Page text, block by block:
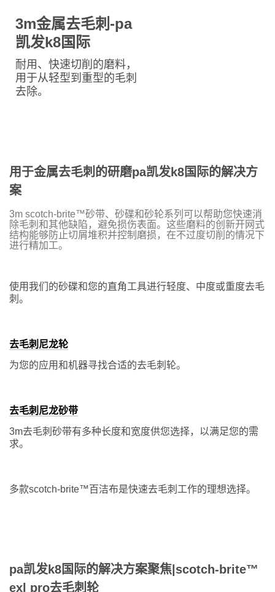
3m金属去毛刺-pa
凯发k8国际
耐用、快速切削的磨料，
用于从轻型到重型的毛刺
去除。
用于金属去毛刺的研磨pa凯发k8国际的解决方
案
3m scotch-brite™砂带、砂碟和砂轮系列可以帮助您快速消
除毛刺和其他缺陷，避免损伤表面。这些磨料的创新开网式
结构能够防止切屑堆积并控制磨损，在不过度切削的情况下
进行精加工。
使用我们的砂碟和您的直角工具进行轻度、中度或重度去毛
刺。
去毛刺尼龙轮
为您的应用和机器寻找合适的去毛刺轮。
去毛刺尼龙砂带
3m去毛刺砂带有多种长度和宽度供您选择，以满足您的需
求。
多款scotch-brite™百洁布是快速去毛刺工作的理想选择。
pa凯发k8国际的解决方案聚焦|scotch-brite™
exl pro去毛刺轮